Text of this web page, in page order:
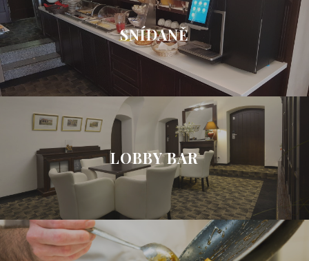
SNÍDANĚ
LOBBY BAR